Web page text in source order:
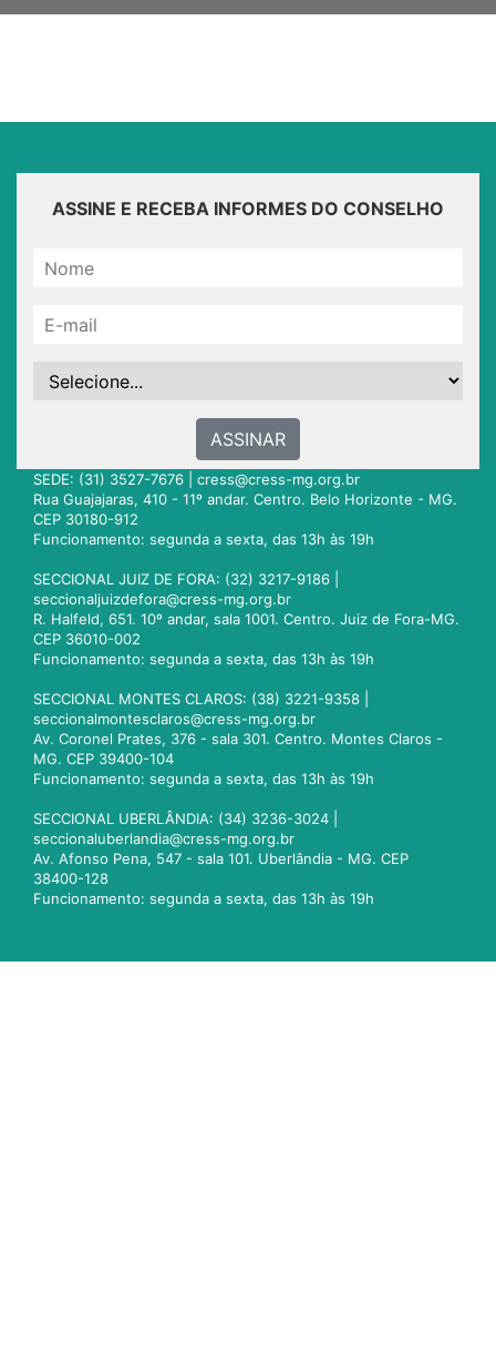
ASSINE E RECEBA INFORMES DO CONSELHO
ASSINAR
SEDE: (31) 3527-7676 | cress@cress-mg.org.br
Rua Guajajaras, 410 - 11º andar. Centro. Belo Horizonte - MG.
CEP 30180-912
Funcionamento: segunda a sexta, das 13h às 19h
SECCIONAL JUIZ DE FORA: (32) 3217-9186 |
seccionaljuizdefora@cress-mg.org.br
R. Halfeld, 651. 10º andar, sala 1001. Centro. Juiz de Fora-MG.
CEP 36010-002
Funcionamento: segunda a sexta, das 13h às 19h
SECCIONAL MONTES CLAROS: (38) 3221-9358 |
seccionalmontesclaros@cress-mg.org.br
Av. Coronel Prates, 376 - sala 301. Centro. Montes Claros -
MG. CEP 39400-104
Funcionamento: segunda a sexta, das 13h às 19h
SECCIONAL UBERLÂNDIA: (34) 3236-3024 |
seccionaluberlandia@cress-mg.org.br
Av. Afonso Pena, 547 - sala 101. Uberlândia - MG. CEP
38400-128
Funcionamento: segunda a sexta, das 13h às 19h